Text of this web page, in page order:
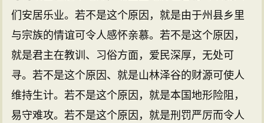
们安居乐业。若不是这个原因，就是由于州县乡里
与宗族的情谊可令人感怀亲慕。若不是这个原因，
就是君主在教训、习俗方面，爱民深厚，无处可
寻。若不是这个原因、就是山林泽谷的财源可使人
维持生计。若不是这个原因，就是本国地形险阻，
易守难攻。若不是这个原因，就是刑罚严厉而令人